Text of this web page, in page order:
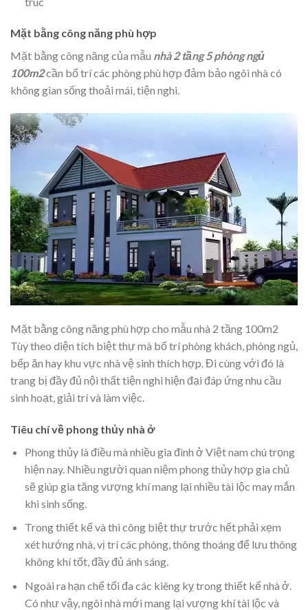
Mặt bằng công năng phù hợp
Mặt bằng công năng của mẫu nhà 2 tầng 5 phòng ngủ
100m2cần bố trí các phòng phù hợp đảm bảo ngôi nhà có
không gian sống thoải mái, tiện nghi.
Mặt bằng công năng phù hợp cho mẫu nhà 2 tầng 100m2
Tùy theo diện tích biệt thự mà bố trí phòng khách, phòng ngủ,
bếp ăn hay khu vực nhà vệ sinh thích hợp. Đi cùng với đó là
trang bị đầy đủ nội thất tiện nghi hiện đại đáp ứng nhu cầu
sinh hoạt, giải trí và làm việc.
Tiêu chí về phong thủy nhà ở
Phong thủy là điều mà nhiều gia đình ở Việt nam chú trọng
hiện nay. Nhiều người quan niệm phong thủy hợp gia chủ
sẽ giúp gia tăng vượng khí mang lại nhiều tài lộc may mắn
khi sinh sống.
Trong thiết kế và thi công biệt thự trước hết phải xẹm
xét hướng nhà, vị trí các phòng, thông thoáng để lưu thông
không khí tốt, đầy đủ ánh sáng.
Ngoài ra hạn chế tối đa các kiêng kỵ trong thiết kế nhà ở.
Có như vậy, ngôi nhà mới mang lại vượng khí tài lộc và